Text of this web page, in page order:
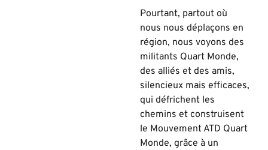
Pourtant, partout où
nous nous déplaçons en
région, nous voyons des
militants Quart Monde,
des alliés et des amis,
silencieux mais efficaces,
qui défrichent les
chemins et construisent
le Mouvement ATD Quart
Monde, grâce à un